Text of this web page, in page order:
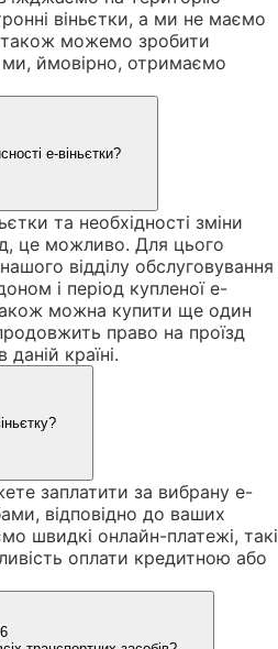
віньєтки, а ми не маємо
можемо зробити
ми, ймовірно, отримаємо
е-віньєтки?
та необхідності зміни
це можливо. Для цього
відділу обслуговування
і період купленої е-
можна купити ще один
право на проїзд
країні.
заплатити за вибрану е-
відповідно до ваших
швидкі онлайн-платежі, такі
оплати кредитною або